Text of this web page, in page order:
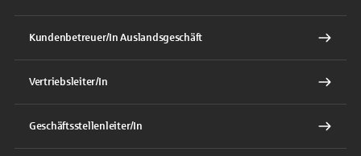
Kundenbetreuer/In Auslandsgeschäft
Vertriebsleiter/In
Geschäftsstellenleiter/In